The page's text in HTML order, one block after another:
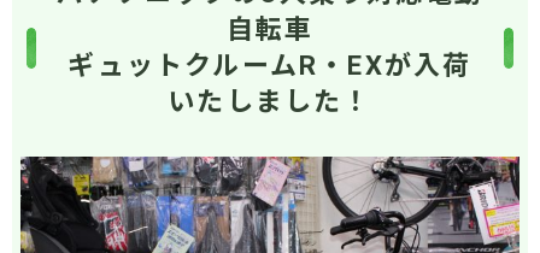
自転車
ギュットクルームR・EXが入荷
いたしました！